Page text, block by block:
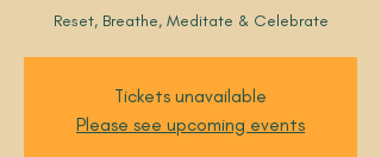
Reset, Breathe, Meditate & Celebrate
Tickets unavailable
Please see upcoming events